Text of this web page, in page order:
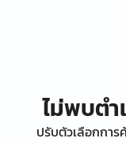
ไม่พบต
ปรับตัวเลือกกา